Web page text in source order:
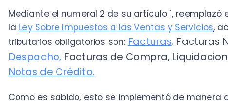
Como es sabido, esto se implementó de manera
noviembre de 2014 con las grandes compañías y
con las microempresas rurales.
Además, en esa época, el mismo artículo modificatorio
ser expedidos digitalmente o en papel, cosa que ya